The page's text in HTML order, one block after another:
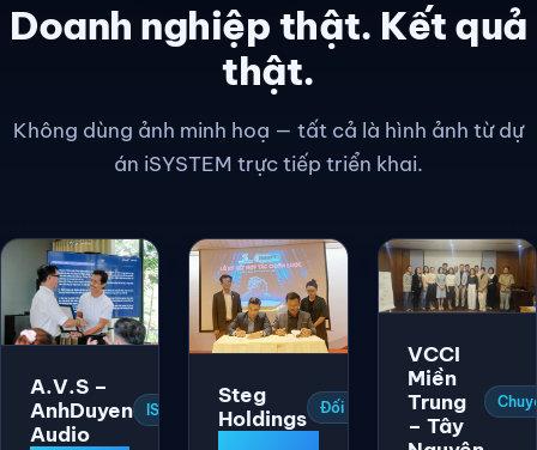
Doanh nghiệp thật. Kết quả
thật.
Không dùng ảnh minh hoạ — tất cả là hình ảnh từ dự
án iSYSTEM trực tiếp triển khai.
A.V.S –
AnhDuyen
Audio
ISO 9001:2015
Steg
Holdings
Đối tác chiến lược
VCCI
Miền
Trung
– Tây